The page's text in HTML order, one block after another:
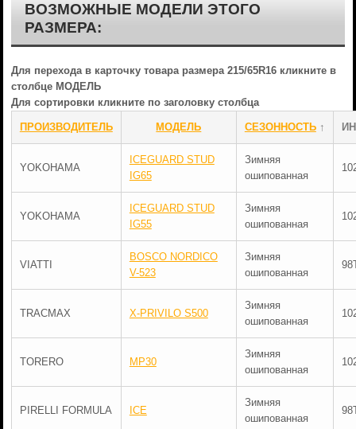
ВОЗМОЖНЫЕ МОДЕЛИ ЭТОГО
РАЗМЕРА:
Для перехода в карточку товара размера 215/65R16 кликните в
столбце МОДЕЛЬ
Для сортировки кликните по заголовку столбца
ПРОИЗВОДИТЕЛЬ МОДЕЛЬ СЕЗОННОСТЬ↑
YOKOHAMA
ICEGUARD STUD
IG65
Зимняя
ошипованная
YOKOHAMA
ICEGUARD STUD
IG55
Зимняя
ошипованная
VIATTI
BOSCO NORDICO
V-523
Зимняя
ошипованная
TRACMAX X-PRIVILO S500
Зимняя
ошипованная
TORERO MP30
Зимняя
ошипованная
PIRELLI FORMULA ICE
Зимняя
ошипованная